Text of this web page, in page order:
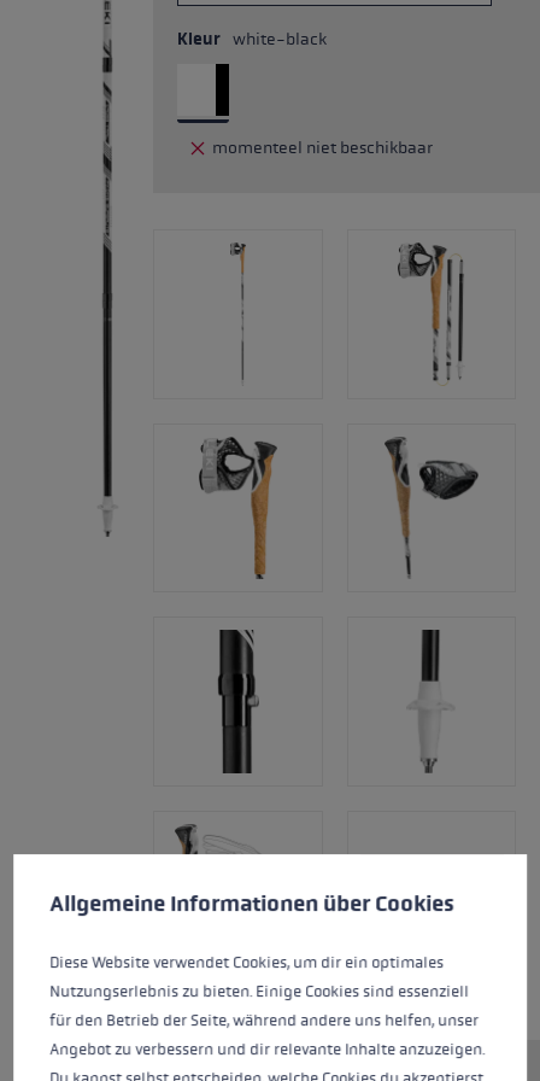
Kleur white-black
momenteel niet beschikbaar
Cookie voorkeuren
Allgemeine Informationen über Cookies
Diese Website verwendet Cookies, um dir ein optimales
Nutzungserlebnis zu bieten. Einige Cookies sind essenziell
für den Betrieb der Seite, während andere uns helfen, unser
Angebot zu verbessern und dir relevante Inhalte anzuzeigen.